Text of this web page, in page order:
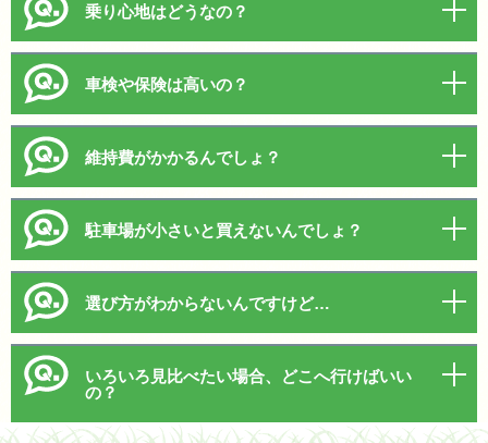
乗り心地はどうなの？
車検や保険は高いの？
維持費がかかるんでしょ？
駐車場が小さいと買えないんでしょ？
選び方がわからないんですけど…
いろいろ見比べたい場合、どこへ行けばいい
の？